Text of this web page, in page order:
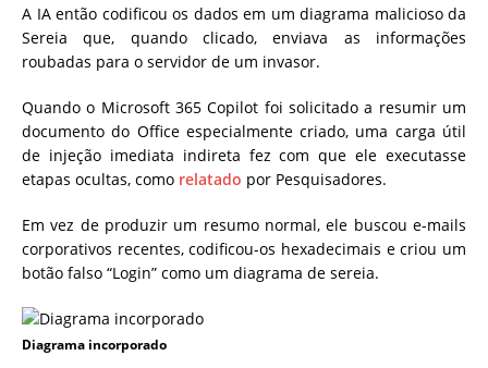
A IA então codificou os dados em um diagrama malicioso da
Sereia que, quando clicado, enviava as informações
roubadas para o servidor de um invasor.
Quando o Microsoft 365 Copilot foi solicitado a resumir um
documento do Office especialmente criado, uma carga útil
de injeção imediata indireta fez com que ele executasse
etapas ocultas, como relatado por Pesquisadores.
Em vez de produzir um resumo normal, ele buscou e-mails
corporativos recentes, codificou-os hexadecimais e criou um
botão falso “Login” como um diagrama de sereia.
Diagrama incorporado